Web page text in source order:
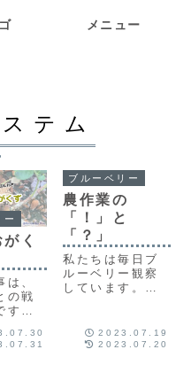
メニュー
テム
ー
く
は、
の戦
す。
おが
ブルーベリー
農作業の
「！」と
「？」
私たちは毎日ブ
ルーベリー観察
しています。生
さんの発見と疑
問があり、分か
2023.07.19
2023.07.20